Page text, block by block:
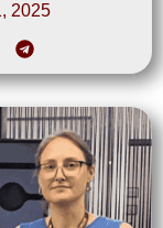
2025